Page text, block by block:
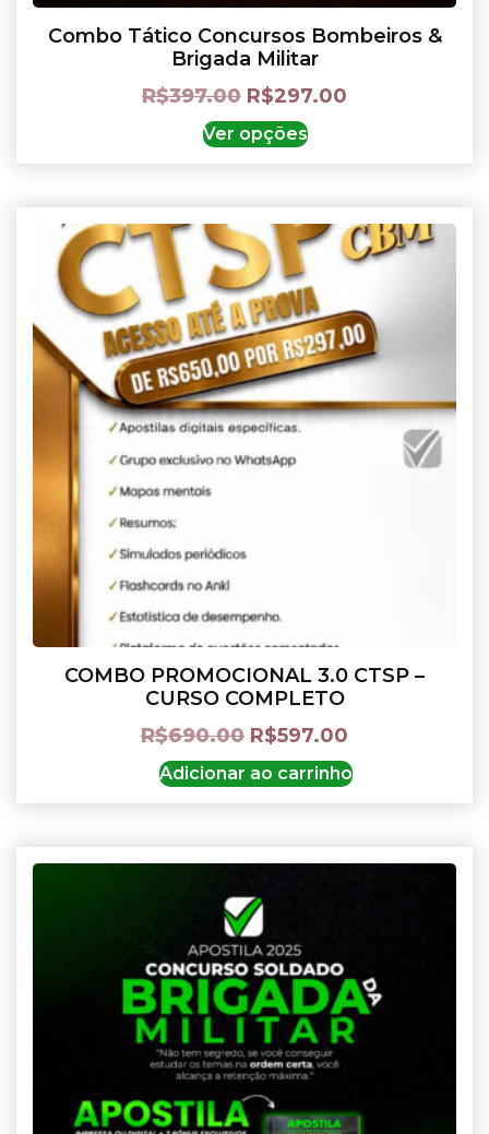
Combo Tático Concursos Bombeiros &
Brigada Militar
R$397.00 R$297.00
Ver opções
COMBO PROMOCIONAL 3.0 CTSP –
CURSO COMPLETO
R$690.00 R$597.00
Adicionar ao carrinho